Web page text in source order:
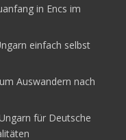
in Encs im
einfach selbst
Auswandern nach
für Deutsche